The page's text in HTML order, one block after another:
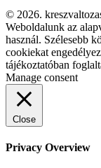
© 2026.
Weboldalunk az
használ. Szélesebb
cookiekat
tájékoztatóban
Manage consent
Close
Privacy Overview